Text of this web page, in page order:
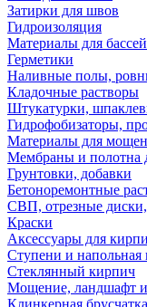
Затирки для швов
Гидроизоляция
Материалы для
Герметики
Наливные полы,
Кладочные растворы
Штукатурки,
Гидрофобизаторы,
Материалы для
Мембраны и полотна
Грунтовки, добавки
Бетоноремонтные
СВП, отрезные
Краски
Аксессуары для
Ступени и напольная
Cтеклянный кирпич
Мощение, ландшафт и
Клинкерная брусчатка